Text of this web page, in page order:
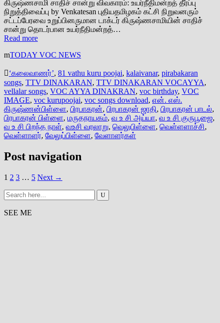
கிருஷ்ணசாமி சாதிச் சான்று விவகாரம்: உயர்நீதிமன்றத் தீர்ப்பு
நிறுத்திவைப்பு by Venkatesan புதியதமிழகம் கட்சி நிறுவனரும்
சட்டப்பேரவை உறுப்பினருமான டாக்டர் கிருஷ்ணசாமியின் சாதிச்
சான்று தொடர்பான உயர்நீதிமன்றத்…
Read more
TODAY VOC NEWS
‘கலைவாணர்’, 81 vathu kuru poojai, kalaivanar, pirabakaran
songs, TTV DINAKARAN, TTV DINAKARAN VOCAYYA,
vellalar songs, VOC AYYA DINAKRAN, voc birthday, VOC
IMAGE, voc kurupoojai, voc songs download, என். எஸ்.
கிருஷ்ணன்பிள்ளை, பிரபாகரன், பிரபாகரன் ஜாதி, பிரபாகரன் பாடல்,
பிரபாகரன் பிள்ளை, மருதநாயகம், வ உ சி அய்யா, வ உ சி குருபூஜை,
வ உ சி பிறந்த நாள், வஉசி வரலாறு, வெலுபிள்ளை, வெள்ளளாச்சி,
வெள்ளாளர், வேலுப்பிள்ளை, வேளாளர்கள்
Post navigation
1 2 3 … 5 Next →
SEE ME